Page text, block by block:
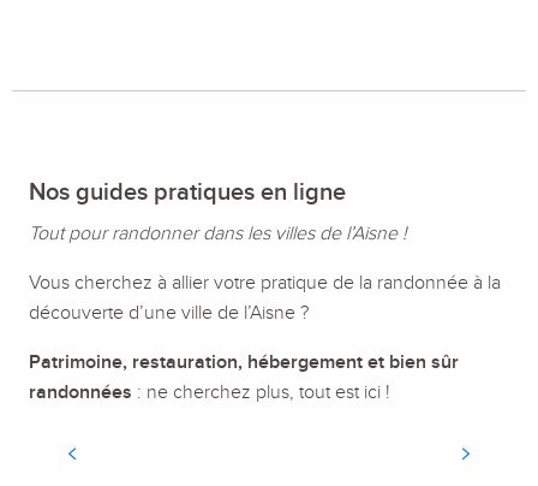
Nos guides pratiques en ligne
Tout pour randonner dans les villes de l’Aisne !
Vous cherchez à allier votre pratique de la randonnée à la
découverte d’une ville de l’Aisne ?
Patrimoine, restauration, hébergement et bien sûr
randonnées : ne cherchez plus, tout est ici !
Saint-Quentin
Contemplez le patrimoine de la reconstruction
dans la plus flamande des villes de l'Aisne